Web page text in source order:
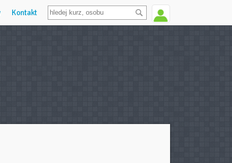
Kontakt